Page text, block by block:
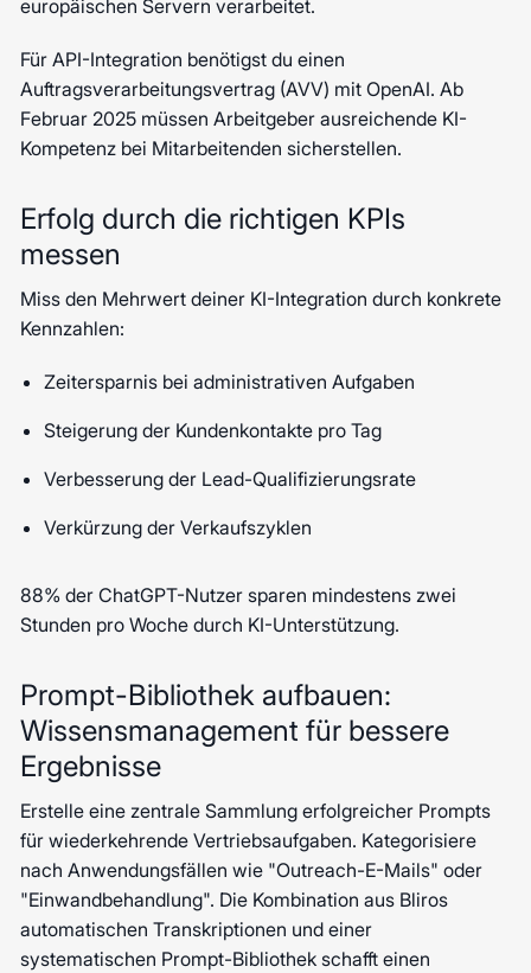
europäischen Servern verarbeitet.
Für API-Integration benötigst du einen
Auftragsverarbeitungsvertrag (AVV) mit OpenAI. Ab
Februar 2025 müssen Arbeitgeber ausreichende KI-
Kompetenz bei Mitarbeitenden sicherstellen.
Erfolg durch die richtigen KPIs
messen
Miss den Mehrwert deiner KI-Integration durch konkrete
Kennzahlen:
Zeitersparnis bei administrativen Aufgaben
Steigerung der Kundenkontakte pro Tag
Verbesserung der Lead-Qualifizierungsrate
Verkürzung der Verkaufszyklen
88% der ChatGPT-Nutzer sparen mindestens zwei
Stunden pro Woche durch KI-Unterstützung.
Prompt-Bibliothek aufbauen:
Wissensmanagement für bessere
Ergebnisse
Erstelle eine zentrale Sammlung erfolgreicher Prompts
für wiederkehrende Vertriebsaufgaben. Kategorisiere
nach Anwendungsfällen wie "Outreach-E-Mails" oder
"Einwandbehandlung". Die Kombination aus Bliros
automatischen Transkriptionen und einer
systematischen Prompt-Bibliothek schafft einen